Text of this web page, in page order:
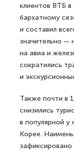
клиентов ВТБ
бархатному
и составил
значительно —
на авиа и
сократились
и
Также почти в
снизились
в популярной
Корее.
зафиксировано